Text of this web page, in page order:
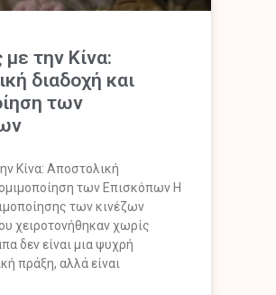
την Κίνα:
διαδοχή και
των
Κίνα: Αποστολική
των Επισκόπων Η
των κινέζων
χειροτονήθηκαν χωρίς
δεν είναι μια ψυχρή
πράξη, αλλά είναι